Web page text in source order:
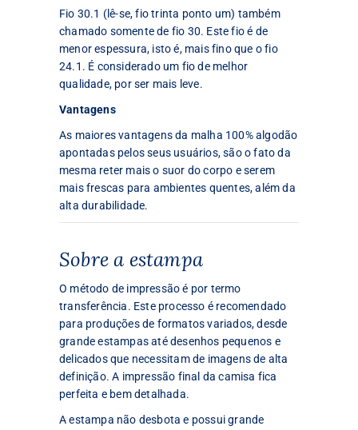
Fio 30.1 (lê-se, fio trinta ponto um) também
chamado somente de fio 30. Este fio é de
menor espessura, isto é, mais fino que o fio
24.1. É considerado um fio de melhor
qualidade, por ser mais leve.
Vantagens
As maiores vantagens da malha 100% algodão
apontadas pelos seus usuários, são o fato da
mesma reter mais o suor do corpo e serem
mais frescas para ambientes quentes, além da
alta durabilidade.
Sobre a estampa
O método de impressão é por termo
transferência. Este processo é recomendado
para produções de formatos variados, desde
grande estampas até desenhos pequenos e
delicados que necessitam de imagens de alta
definição. A impressão final da camisa fica
perfeita e bem detalhada.
A estampa não desbota e possui grande